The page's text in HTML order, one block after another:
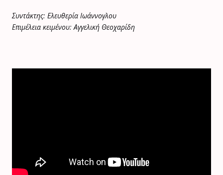
Συντάκτης: Ελευθερία Ιωάννογλου
Επιμέλεια κειμένου: Αγγελική Θεοχαρίδη